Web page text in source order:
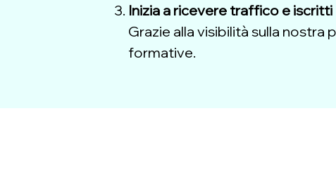
Inizia a ricevere traffico e iscritti
Grazie alla visibilità sulla
formative.